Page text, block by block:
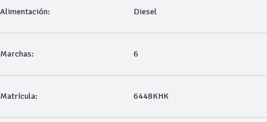
Alimentación: Diesel
Marchas: 6
Matrícula: 6448KHK